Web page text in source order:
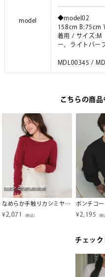
model
◆model02
158cm B:75cm
着用 / サイズ:M
ー、ライトパー
MDL00345 /
こちらの商
なめらか手触りカシミヤタッチボートネックニット
¥ 2,071 （税込） ¥ 2,195 （税
チェック